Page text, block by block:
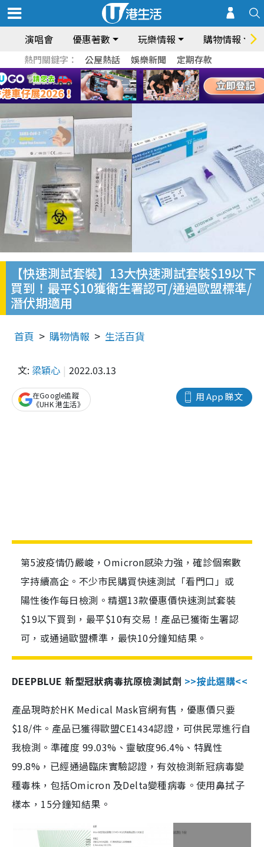
演唱會 優惠著數 玩樂情報 購物情報
熱門關鍵字： 公屋熱話 娛樂新聞 定期存款
【快速測試套裝】13大快速測試套裝$19以下
買到！最平$10獲衛生署認可/通過歐盟標準/
潛伏期適用
首頁 購物情報 生活百貨
文: 梁穎心 2022.03.13
用 App 睇文
在Google追蹤
《UHK 港生活》
第5波疫情仍嚴峻，Omicron感染力強，確診個案數
字持續高企。不少市民購買快速測試「看門口」或
陽性後作每日檢測。精選13款優惠價快速測試套裝
$19以下買到，最平$10有交易！產品已獲衛生署認
可，或通過歐盟標準，最快10分鐘知結果。
DEEPBLUE 新型冠狀病毒抗原檢測試劑 >>按此選購<<
產品現時於HK Medical Mask官網有售，優惠價只要
$18/件。產品已獲得歐盟CE1434認證，可供民眾進行自
我檢測。準確度 99.03%、靈敏度96.4%、特異性
99.8%，已經通過臨床實驗認證，有效檢測新冠病毒變
種毒株，包括Omicron 及Delta變種病毒。使用鼻拭子
樣本，15分鐘知結果。